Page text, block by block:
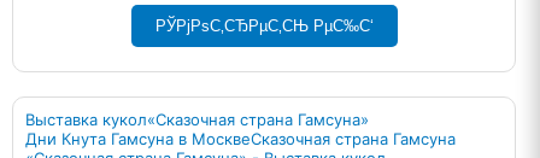
РЎРјРѕС‚СЂРµС‚СЊ РµС‰С‘
Выставка кукол«Сказочная страна Гамсуна»
Дни Кнута Гамсуна в МосквеСказочная страна Гамсуна